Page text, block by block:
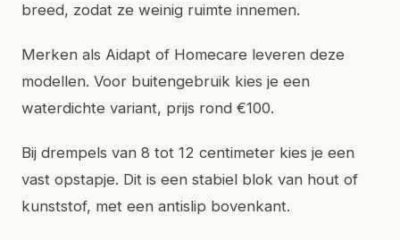
breed, zodat ze weinig ruimte innemen.
Merken als Aidapt of Homecare leveren deze
modellen. Voor buitengebruik kies je een
waterdichte variant, prijs rond €100.
Bij drempels van 8 tot 12 centimeter kies je een
vast opstapje. Dit is een stabiel blok van hout of
kunststof, met een antislip bovenkant.